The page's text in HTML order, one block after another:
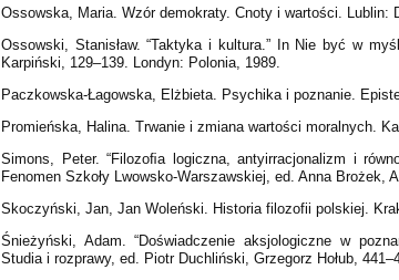
Ossowska, Maria. Wzór demokraty. Cnoty i wartości. Lublin:
Ossowski, Stanisław. “Taktyka i kultura.” In Nie być w
Karpiński, 129–139. Londyn: Polonia, 1989.
Paczkowska-Łagowska, Elżbieta. Psychika i poznanie.
Promieńska, Halina. Trwanie i zmiana wartości moralnych.
Simons, Peter. “Filozoﬁa logiczna, antyirracjonalizm i
Fenomen Szkoły Lwowsko-Warszawskiej, ed. Anna Brożek,
Skoczyński, Jan, Jan Woleński. Historia filozofii polskiej.
Śnieżyński, Adam. “Doświadczenie aksjologiczne w
Studia i rozprawy, ed. Piotr Duchliński, Grzegorz Hołub,